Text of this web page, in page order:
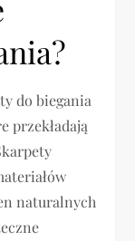
do biegania
przekładają
naturalnych